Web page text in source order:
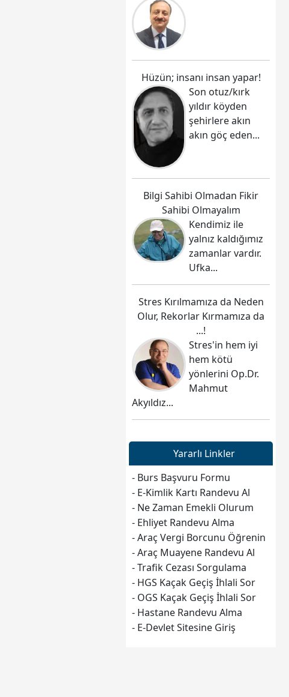
Hüzün; insanı insan yapar!
Son otuz/kırk
yıldır köyden
şehirlere akın
akın göç eden...
Bilgi Sahibi Olmadan Fikir
Sahibi Olmayalım
Kendimiz ile
yalnız kaldığımız
zamanlar vardır.
Ufka...
Stres Kırılmamıza da Neden
Olur, Rekorlar Kırmamıza da
...!
Stres'in hem iyi
hem kötü
yönlerini Op.Dr.
Mahmut
Akyıldız...
Yararlı Linkler
- Burs Başvuru Formu
- E-Kimlik Kartı Randevu Al
- Ne Zaman Emekli Olurum
- Ehliyet Randevu Alma
- Araç Vergi Borcunu Öğrenin
- Araç Muayene Randevu Al
- Trafik Cezası Sorgulama
- HGS Kaçak Geçiş İhlali Sor
- OGS Kaçak Geçiş İhlali Sor
- Hastane Randevu Alma
- E-Devlet Sitesine Giriş